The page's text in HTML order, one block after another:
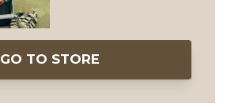
GO TO STORE